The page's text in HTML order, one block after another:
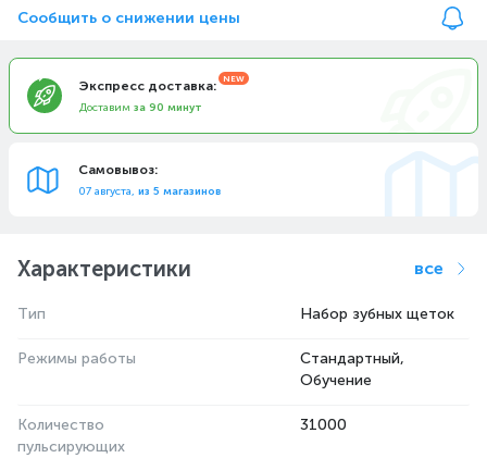
Сообщить о снижении цены
Экспресс доставка:
Доставим за 90 минут
Самовывоз:
07 августа, из 5 магазинов
Характеристики все
Тип Набор зубных щеток
Режимы работы
Стандартный,
Обучение
Количество
пульсирующих
31000